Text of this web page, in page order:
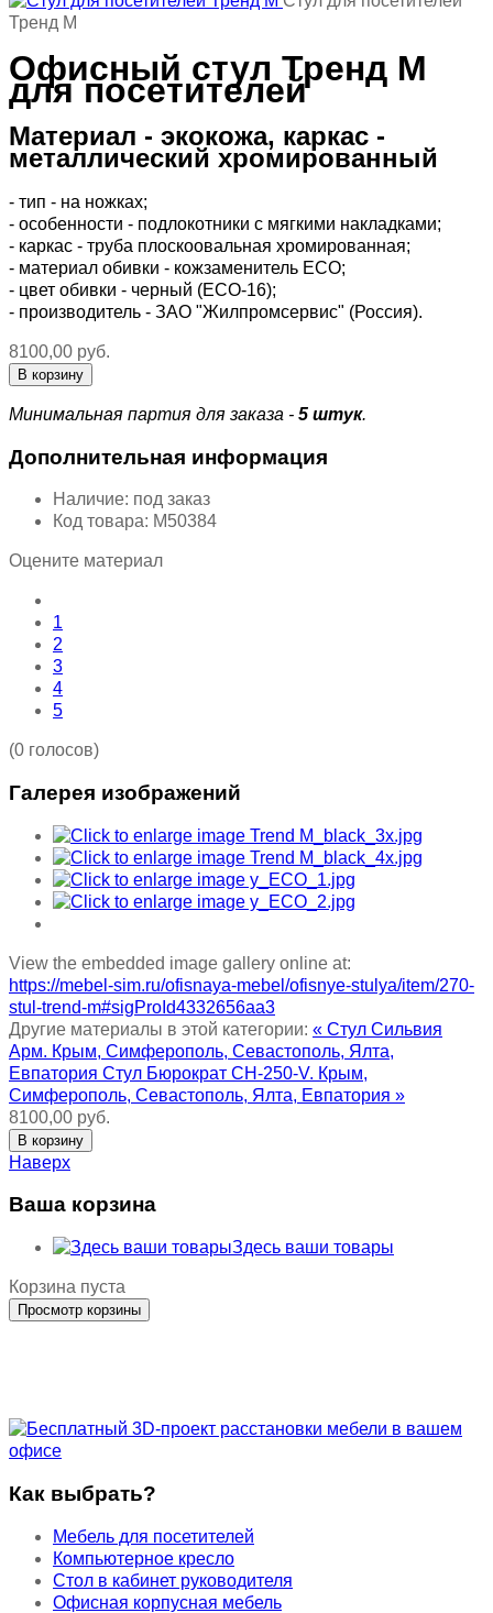
Тренд М
Офисный стул Тренд М
для посетителей
Материал - экокожа, каркас -
металлический хромированный
- тип - на ножках;
- особенности - подлокотники с мягкими накладками;
- каркас - труба плоскоовальная хромированная;
- материал обивки - кожзаменитель ECO;
- цвет обивки - черный (ECO-16);
- производитель - ЗАО "Жилпромсервис" (Россия).
8100,00 руб.
Минимальная партия для заказа - 5 штук.
Дополнительная информация
Наличие: под заказ
Код товара: М50384
Оцените материал
1
2
3
4
5
(0 голосов)
Галерея изображений
View the embedded image gallery online at:
https://mebel-sim.ru/ofisnaya-mebel/ofisnye-stulya/item/270-
stul-trend-m#sigProId4332656aa3
Другие материалы в этой категории: « Стул Сильвия
Арм. Крым, Симферополь, Севастополь, Ялта,
Евпатория Стул Бюрократ CH-250-V. Крым,
Симферополь, Севастополь, Ялта, Евпатория »
8100,00 руб.
Наверх
Ваша корзина
Здесь ваши товары
Корзина пуста
Как выбрать?
Мебель для посетителей
Компьютерное кресло
Стол в кабинет руководителя
Офисная корпусная мебель